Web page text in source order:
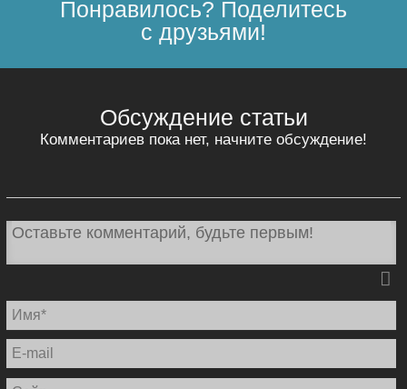
Понравилось? Поделитесь
с друзьями!
Обсуждение статьи
Комментариев пока нет, начните обсуждение!